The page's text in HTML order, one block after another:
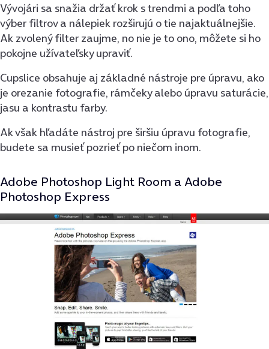
Vývojári sa snažia držať krok s trendmi a podľa toho
výber filtrov a nálepiek rozširujú o tie najaktuálnejšie.
Ak zvolený filter zaujme, no nie je to ono, môžete si ho
pokojne užívateľsky upraviť.
Cupslice obsahuje aj základné nástroje pre úpravu, ako
je orezanie fotografie, rámčeky alebo úpravu saturácie,
jasu a kontrastu farby.
Ak však hľadáte nástroj pre širšiu úpravu fotografie,
budete sa musieť pozrieť po niečom inom.
Adobe Photoshop Light Room a Adobe
Photoshop Express